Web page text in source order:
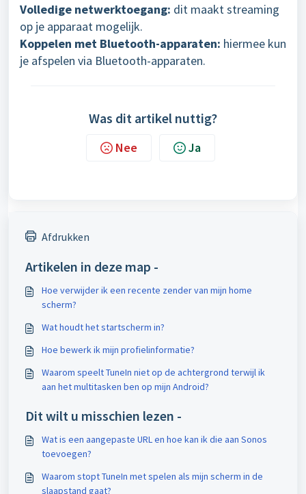
Volledige netwerktoegang: dit maakt streaming
op je apparaat mogelijk.
Koppelen met Bluetooth-apparaten: hiermee kun
je afspelen via Bluetooth-apparaten.
Was dit artikel nuttig?
Nee Ja
Afdrukken
Artikelen in deze map -
Hoe verwijder ik een recente zender van mijn home
scherm?
Wat houdt het startscherm in?
Hoe bewerk ik mijn profielinformatie?
Waarom speelt TuneIn niet op de achtergrond terwijl ik
aan het multitasken ben op mijn Android?
Dit wilt u misschien lezen -
Wat is een aangepaste URL en hoe kan ik die aan Sonos
toevoegen?
Waarom stopt TuneIn met spelen als mijn scherm in de
slaapstand gaat?